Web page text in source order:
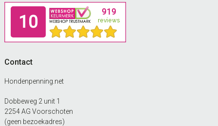
Footer
Contact
Hondenpenning.net
Dobbeweg 2 unit 1
2254 AG Voorschoten
(geen bezoekadres)